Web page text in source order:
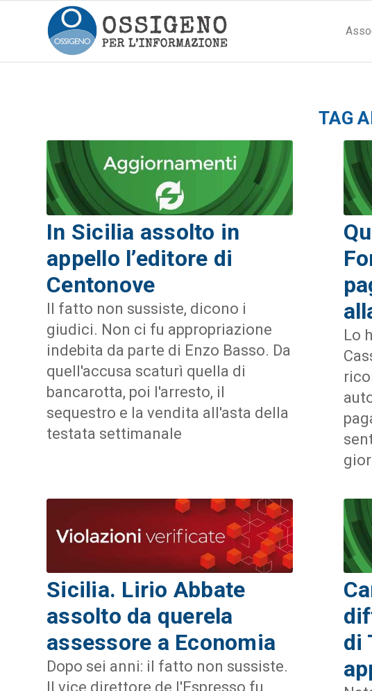
TAG
In Sicilia assolto in
appello l’editore di
Centonove
Il fatto non sussiste, dicono i
giudici. Non ci fu appropriazione
indebita da parte di Enzo Basso. Da
quell'accusa scaturì quella di
bancarotta, poi l'arresto, il
sequestro e la vendita all'asta della
testata settimanale
Lo
Sicilia. Lirio Abbate
assolto da querela
assessore a Economia
Dopo sei anni: il fatto non sussiste.
Il vice direttore de l'Espresso fu
di